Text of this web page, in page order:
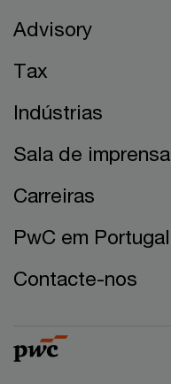
Advisory
Tax
Indústrias
Sala de imprensa
Carreiras
PwC em Portugal
Contacte-nos